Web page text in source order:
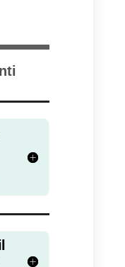
con gli
arrivano fino
che sono
non quelle
considerate